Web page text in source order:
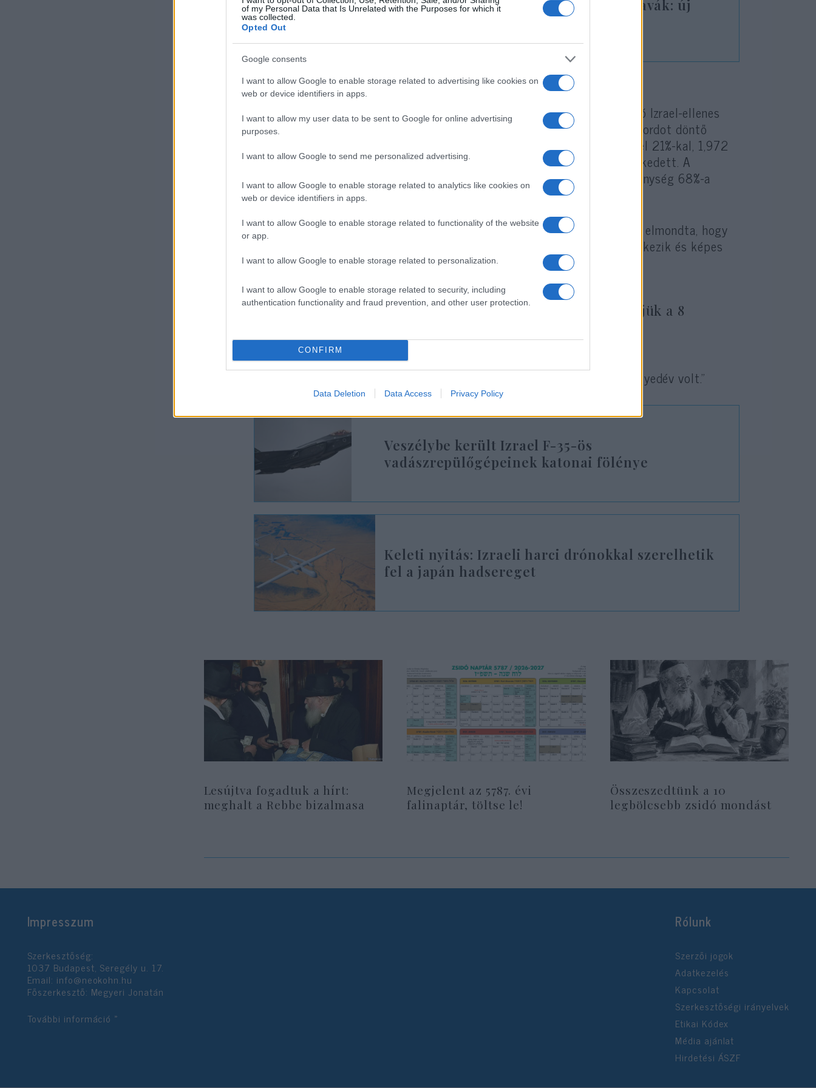
of my Personal Data that Is Unrelated with the Purposes for which it
was collected.
Opted Out
Google consents
I want to allow Google to enable storage related to advertising like cookies on
web or device identifiers in apps.
I want to allow my user data to be sent to Google for online advertising
purposes.
I want to allow Google to send me personalized advertising.
I want to allow Google to enable storage related to analytics like cookies on
web or device identifiers in apps.
I want to allow Google to enable storage related to functionality of the website
or app.
I want to allow Google to enable storage related to personalization.
I want to allow Google to enable storage related to security, including
authentication functionality and fraud prevention, and other user protection.
CONFIRM
Data Deletion Data Access Privacy Policy
Jöhetnek a még biztonságosabb Merkavák: új
védelem készült az izraeli tankokhoz
Rekordok dőlnek meg az európai tiltakozások ellenére
A hatalmasfegyverüzleteta gázai háború miatt Európa-szerte fokozódó Izrael-ellenes
tiltakozások háttérében kötötték meg. Az Elbit azonban továbbra is rekordot döntő
pénzügyi növekedést könyvelhet el: A 2025 második negyedévi árbevétel 21%-kal, 1,972
milliárd dollárra nőtt. A nettó nyereség 60%-kal, 125 millió dollárra emelkedett. A
megrendelésállomány 23,8 milliárd dollárra emelkedett, az üzleti tevékenység 68%-a
Izrael határain kívülről származik.
Az Elbit elnöke és vezérigazgatója, Bezhalel (Butzi) Machlis a Walla! nak elmondta, hogy
Szerbia olyan partnert keresett, amely „széles termékportfólióval rendelkezik és képes
helyi tevékenységeket fejleszteni”.
„Ez az üzlet segít nekünk abban, hogy idén először átlépjük a 8
– mondta Machlis. „Minden mutató és minden piac tekintetében erős negyedév volt.”
Veszélybe került Izrael F-35-ös
vadászrepülőgépeinek katonai fölénye
Keleti nyitás: Izraeli harci drónokkal szerelhetik
fel a japán hadsereget
Lesújtva fogadtuk a hírt:
meghalt a Rebbe bizalmasa
Megjelent az 5787. évi
falinaptár, töltse le!
Összeszedtünk a 10
legbölcsebb zsidó mondást
Impresszum
Szerkesztőség:
1037 Budapest, Seregély u. 17.
Email: info@neokohn.hu
Főszerkesztő: Megyeri Jonatán
További információ »
Rólunk
Szerzői jogok
Adatkezelés
Kapcsolat
Szerkesztőségi irányelvek
Etikai Kódex
Média ajánlat
Hirdetési ÁSZF